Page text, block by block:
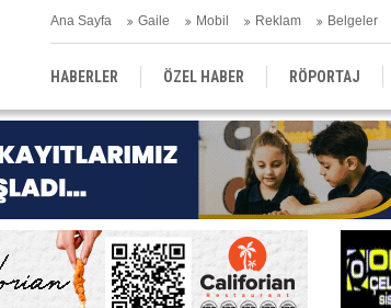
Ana Sayfa Gaile Mobil Reklam Belgeler
HABERLER ÖZEL HABER RÖPORTAJ
EĞİTİM YEREL YÖNETİM DERGİLER